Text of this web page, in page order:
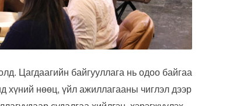
Цагдаагийн байгууллага нь одоо байгаа
хүний нөөц, үйл ажиллагааны чиглэл дээр